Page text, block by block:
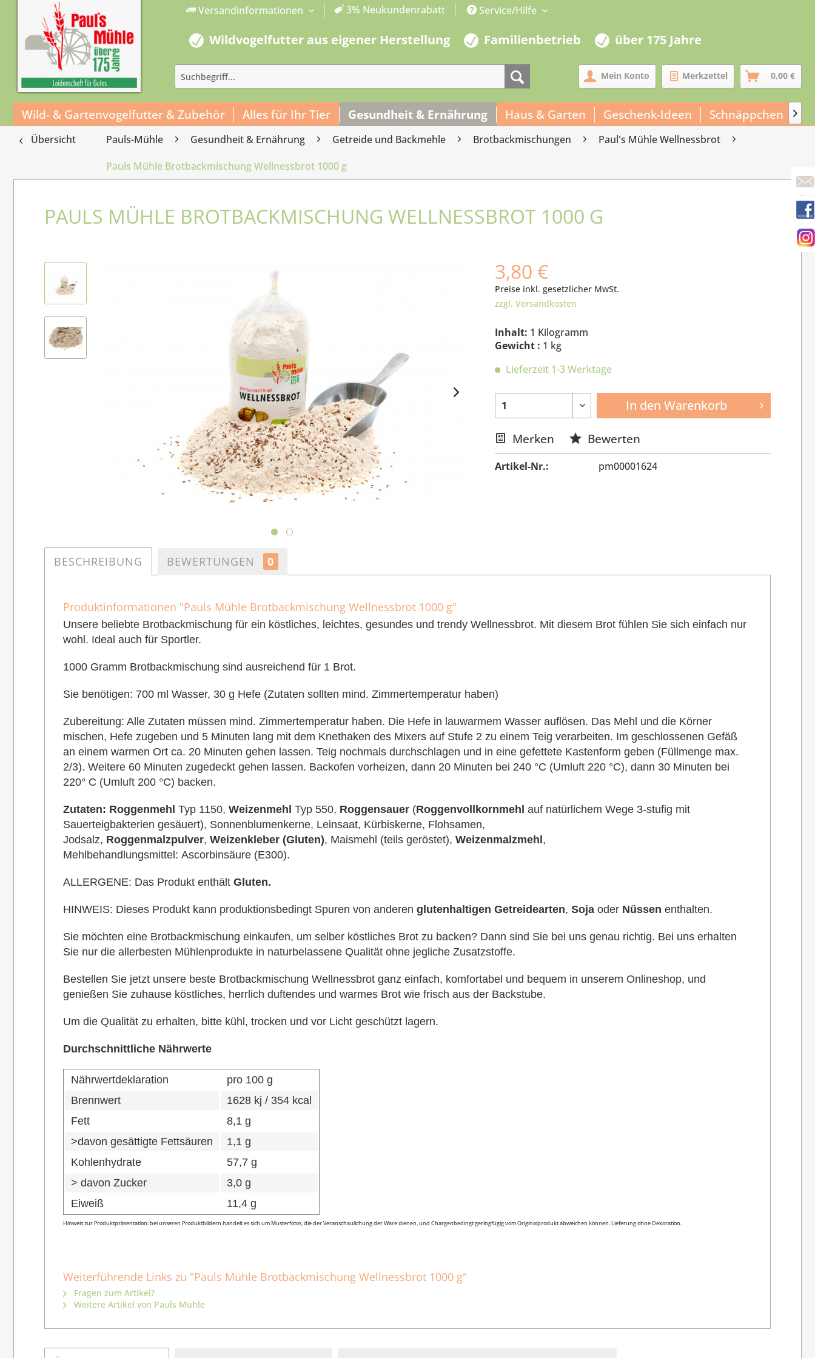
Versandinformationen 3% Neukundenrabatt Service/Hilfe
Wildvogelfutter aus eigener Herstellung Familienbetrieb über 175 Jahre
Mein Konto Merkzettel 0,00 €
Wild- & Gartenvogelfutter & Zubehör Alles für Ihr Tier Gesundheit & Ernährung Haus & Garten Geschenk-Ideen Schnäppchen 
Übersicht Pauls-Mühle Gesundheit & Ernährung Getreide und Backmehle Brotbackmischungen
Paul's Mühle Wellnessbrot
Pauls Mühle Brotbackmischung Wellnessbrot 1000 g
PAULS MÜHLE BROTBACKMISCHUNG WELLNESSBROT 1000 G
3,80 €
Preise inkl. gesetzlicher MwSt.
zzgl. Versandkosten
Inhalt: 1 Kilogramm
Gewicht : 1 kg
Lieferzeit 1-3 Werktage
In den Warenkorb
Merken Bewerten
Artikel-Nr.: pm00001624
BESCHREIBUNG BEWERTUNGEN 0
Produktinformationen "Pauls Mühle Brotbackmischung Wellnessbrot 1000 g"
Unsere beliebte Brotbackmischung für ein köstliches, leichtes, gesundes und trendy Wellnessbrot. Mit diesem Brot fühlen Sie sich einfach nur
wohl. Ideal auch für Sportler.
1000 Gramm Brotbackmischung sind ausreichend für 1 Brot.
Sie benötigen: 700 ml Wasser, 30 g Hefe (Zutaten sollten mind. Zimmertemperatur haben)
Zubereitung: Alle Zutaten müssen mind. Zimmertemperatur haben. Die Hefe in lauwarmem Wasser auflösen. Das Mehl und die Körner
mischen, Hefe zugeben und 5 Minuten lang mit dem Knethaken des Mixers auf Stufe 2 zu einem Teig verarbeiten. Im geschlossenen Gefäß
an einem warmen Ort ca. 20 Minuten gehen lassen. Teig nochmals durchschlagen und in eine gefettete Kastenform geben (Füllmenge max.
2/3). Weitere 60 Minuten zugedeckt gehen lassen. Backofen vorheizen, dann 20 Minuten bei 240 °C (Umluft 220 °C), dann 30 Minuten bei
220° C (Umluft 200 °C) backen.
Zutaten: Roggenmehl Typ 1150, Weizenmehl Typ 550, Roggensauer (Roggenvollkornmehl auf natürlichem Wege 3-stufig mit
Sauerteigbakterien gesäuert), Sonnenblumenkerne, Leinsaat, Kürbiskerne, Flohsamen,
Jodsalz, Roggenmalzpulver, Weizenkleber (Gluten), Maismehl (teils geröstet), Weizenmalzmehl ,
Mehlbehandlungsmittel: Ascorbinsäure (E300).
ALLERGENE: Das Produkt enthält Gluten.
HINWEIS: Dieses Produkt kann produktionsbedingt Spuren von anderen glutenhaltigen Getreidearten, Soja oder Nüssen enthalten.
Sie möchten eine Brotbackmischung einkaufen, um selber köstliches Brot zu backen? Dann sind Sie bei uns genau richtig. Bei uns erhalten
Sie nur die allerbesten Mühlenprodukte in naturbelassene Qualität ohne jegliche Zusatzstoffe.
Bestellen Sie jetzt unsere beste Brotbackmischung Wellnessbrot ganz einfach, komfortabel und bequem in unserem Onlineshop, und
genießen Sie zuhause köstliches, herrlich duftendes und warmes Brot wie frisch aus der Backstube.
Um die Qualität zu erhalten, bitte kühl, trocken und vor Licht geschützt lagern.
Durchschnittliche Nährwerte
Nährwertdeklaration
pro 100 g
Brennwert
1628 kj / 354 kcal
Fett
8,1 g
>davon gesättigte Fettsäuren
1,1 g
Kohlenhydrate
57,7 g
> davon Zucker
3,0 g
Eiweiß
11,4 g
Hinweis zur Produktpräsentation: bei unseren Produktbildern handelt es sich um Musterfotos, die der Veranschaulichung der Ware dienen, und Chargenbedingt geringfügig vom Originalprodukt abweichen können. Lieferung ohne Dekoration.
Weiterführende Links zu "Pauls Mühle Brotbackmischung Wellnessbrot 1000 g"
Fragen zum Artikel?
Weitere Artikel von Pauls Mühle